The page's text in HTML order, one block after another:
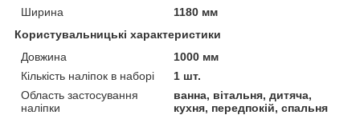
Ширина
1180 мм
Користувальницькі характеристики
Довжина
1000 мм
Кількість наліпок в наборі
1 шт.
Область застосування
наліпки
ванна, вітальня, дитяча,
кухня, передпокій, спальня